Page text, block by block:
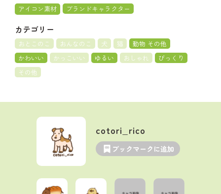
アイコン素材
ブランドキャラクター
カテゴリー
おとこのこ おんなのこ 犬 猫
動物 その他
かわいい
かっこいい ゆるい おしゃれ
びっくり
その他
cotori_rico
ブックマークに追加